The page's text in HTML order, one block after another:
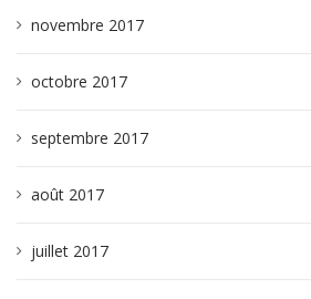
novembre 2017
octobre 2017
septembre 2017
août 2017
juillet 2017